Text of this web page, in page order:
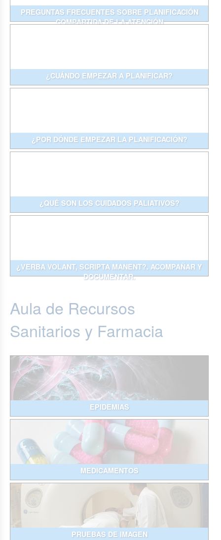
PREGUNTAS FRECUENTES SOBRE PLANIFICACIÓN
COMPARTIDA DE LA ATENCIÓN
¿CUÁNDO EMPEZAR A PLANIFICAR?
¿POR DÓNDE EMPEZAR LA PLANIFICACIÓN?
¿QUÉ SON LOS CUIDADOS PALIATIVOS?
¿VERBA VOLANT, SCRIPTA MANENT?. ACOMPAÑAR Y
DOCUMENTAR.
Aula de Recursos
Sanitarios y Farmacia
EPIDEMIAS
MEDICAMENTOS
PRUEBAS DE IMAGEN